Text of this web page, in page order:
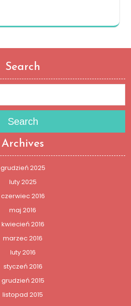
Search
Search
Archives
grudzień 2025
luty 2025
czerwiec 2016
maj 2016
kwiecień 2016
marzec 2016
luty 2016
styczeń 2016
grudzień 2015
listopad 2015